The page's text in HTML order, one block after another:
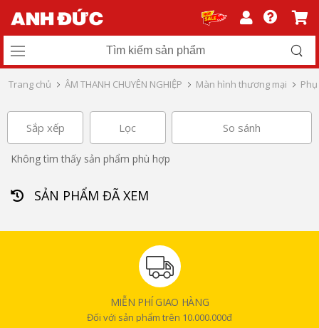
Trang chủ ÂM THANH CHUYÊN NGHIỆP Màn hình thương mại
Sắp xếp Lọc So sánh
Không tìm thấy sản phẩm phù hợp
SẢN PHẨM ĐÃ XEM
MIỄN PHÍ GIAO HÀNG
Đối với sản phẩm trên 10.000.000đ